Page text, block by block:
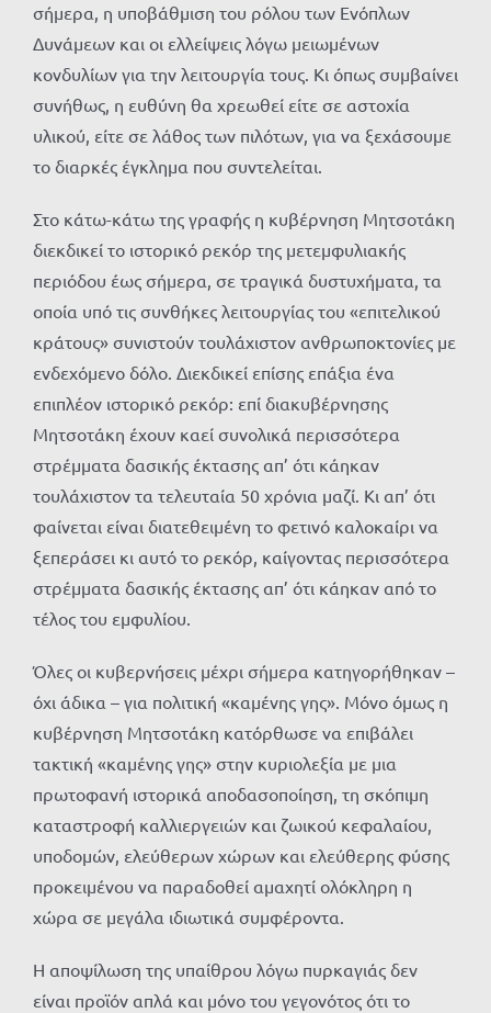
σήμερα, η υποβάθμιση του ρόλου των Ενόπλων
Δυνάμεων και οι ελλείψεις λόγω μειωμένων
κονδυλίων για την λειτουργία τους. Κι όπως συμβαίνει
συνήθως, η ευθύνη θα χρεωθεί είτε σε αστοχία
υλικού, είτε σε λάθος των πιλότων, για να ξεχάσουμε
το διαρκές έγκλημα που συντελείται.
Στο κάτω-κάτω της γραφής η κυβέρνηση Μητσοτάκη
διεκδικεί το ιστορικό ρεκόρ της μετεμφυλιακής
περιόδου έως σήμερα, σε τραγικά δυστυχήματα, τα
οποία υπό τις συνθήκες λειτουργίας του «επιτελικού
κράτους» συνιστούν τουλάχιστον ανθρωποκτονίες με
ενδεχόμενο δόλο. Διεκδικεί επίσης επάξια ένα
επιπλέον ιστορικό ρεκόρ: επί διακυβέρνησης
Μητσοτάκη έχουν καεί συνολικά περισσότερα
στρέμματα δασικής έκτασης απ’ ότι κάηκαν
τουλάχιστον τα τελευταία 50 χρόνια μαζί. Κι απ’ ότι
φαίνεται είναι διατεθειμένη το φετινό καλοκαίρι να
ξεπεράσει κι αυτό το ρεκόρ, καίγοντας περισσότερα
στρέμματα δασικής έκτασης απ’ ότι κάηκαν από το
τέλος του εμφυλίου.
Όλες οι κυβερνήσεις μέχρι σήμερα κατηγορήθηκαν –
όχι άδικα – για πολιτική «καμένης γης». Μόνο όμως η
κυβέρνηση Μητσοτάκη κατόρθωσε να επιβάλει
τακτική «καμένης γης» στην κυριολεξία με μια
πρωτοφανή ιστορικά αποδασοποίηση, τη σκόπιμη
καταστροφή καλλιεργειών και ζωικού κεφαλαίου,
υποδομών, ελεύθερων χώρων και ελεύθερης φύσης
προκειμένου να παραδοθεί αμαχητί ολόκληρη η
χώρα σε μεγάλα ιδιωτικά συμφέροντα.
Η αποψίλωση της υπαίθρου λόγω πυρκαγιάς δεν
είναι προϊόν απλά και μόνο του γεγονότος ότι το